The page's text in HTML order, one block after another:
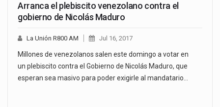
Arranca el plebiscito venezolano contra el
gobierno de Nicolás Maduro
La Unión R800 AM Jul 16, 2017
Millones de venezolanos salen este domingo a votar en
un plebiscito contra el Gobierno de Nicolás Maduro, que
esperan sea masivo para poder exigirle al mandatario…